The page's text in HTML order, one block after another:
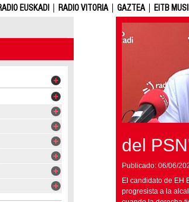
EUSKADI RADIO VITORIA GAZTEA EITB
del
Publicado: 06/06/
El candidato de EH
progresista a la